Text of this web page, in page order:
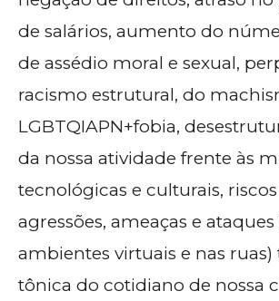
de salários, aumento do
de assédio moral e sexual,
racismo estrutural, do
LGBTQIAPN+fobia,
da nossa atividade frente às
tecnológicas e culturais,
agressões, ameaças e ataques
ambientes virtuais e nas ruas)
tônica do cotidiano de nossa